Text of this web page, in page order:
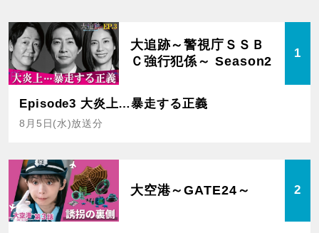
大追跡～警視庁ＳＳＢ
Ｃ強行犯係～ Season2
1
Episode3 大炎上…暴走する正義
8月5日(水)放送分
大空港～GATE24～ 2